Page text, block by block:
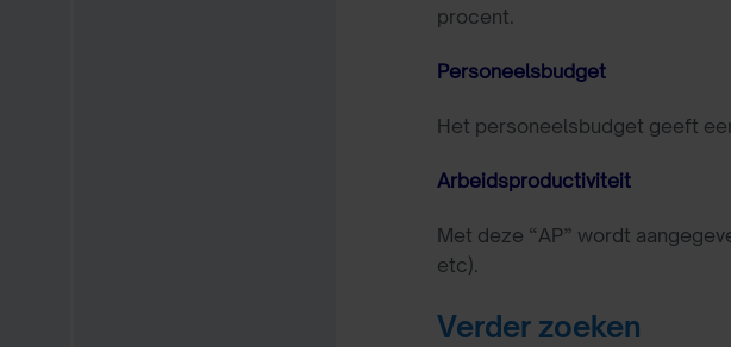
procent.
Personeelsbudget
Het personeelsbudget geeft
Arbeidsproductiviteit
Met deze “AP” wordt
etc).
Verder zoeken